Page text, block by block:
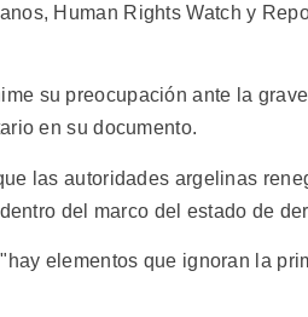
Human Rights Watch y
su preocupación ante la
en su documento.
las autoridades argelinas
del marco del estado de
elementos que ignoran la